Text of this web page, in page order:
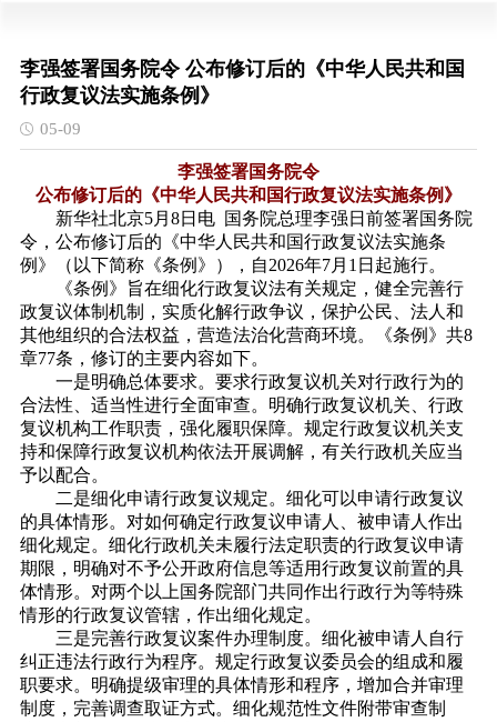
李强签署国务院令 公布修订后的《中华人民共和国
行政复议法实施条例》
05-09
李强签署国务院令
公布修订后的《中华人民共和国行政复议法实施条例》
新华社北京5月8日电 国务院总理李强日前签署国务院
令，公布修订后的 《中华人民共和国行政复议法实施条
例》
（以下简称《条例》），自2026年7月1日起施行。
《条例》旨在细化行政复议法有关规定，健全完善行
政复议体制机制，实质化解行政争议，保护公民、法人和
其他组织的合法权益，营造法治化营商环境。《条例》共8
章77条，修订的主要内容如下。
一是明确总体要求。要求行政复议机关对行政行为的
合法性、适当性进行全面审查。明确行政复议机关、行政
复议机构工作职责，强化履职保障。规定行政复议机关支
持和保障行政复议机构依法开展调解，有关行政机关应当
予以配合。
二是细化申请行政复议规定。细化可以申请行政复议
的具体情形。对如何确定行政复议申请人、被申请人作出
细化规定。细化行政机关未履行法定职责的行政复议申请
期限，明确对不予公开政府信息等适用行政复议前置的具
体情形。对两个以上国务院部门共同作出行政行为等特殊
情形的行政复议管辖，作出细化规定。
三是完善行政复议案件办理制度。细化被申请人自行
纠正违法行政行为程序。规定行政复议委员会的组成和履
职要求。明确提级审理的具体情形和程序，增加合并审理
制度，完善调查取证方式。细化规范性文件附带审查制